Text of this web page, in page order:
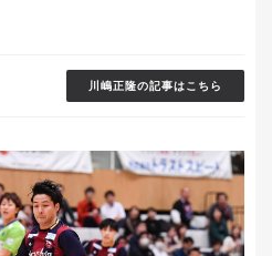
川嶋正隆の記事はこちら